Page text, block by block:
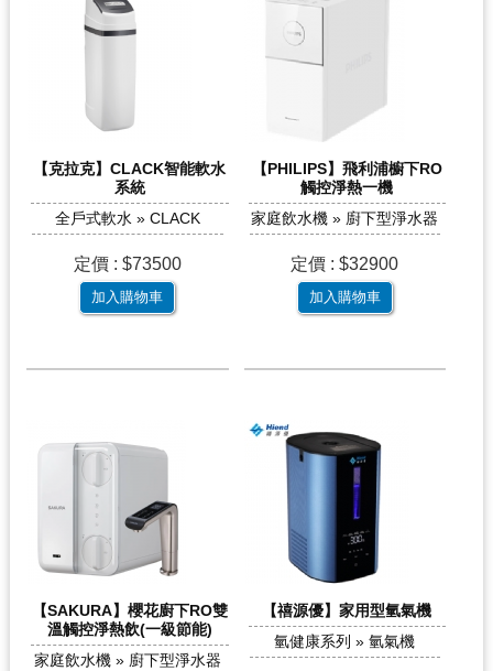
【克拉克】CLACK智能軟水
系統
全戶式軟水 » CLACK
定價 : $73500
加入購物車
【PHILIPS】飛利浦櫥下RO
觸控淨熱一機
家庭飲水機 » 廚下型淨水器
定價 : $32900
加入購物車
【SAKURA】櫻花廚下RO雙
溫觸控淨熱飲(一級節能)
家庭飲水機 » 廚下型淨水器
【禧源優】家用型氫氣機
氫健康系列 » 氫氣機